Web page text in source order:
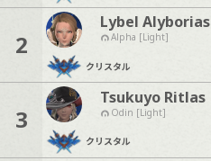
2
Lybel Alyborias
Alpha [Light]
クリスタル
3
Tsukuyo Ritlas
Odin [Light]
クリスタル